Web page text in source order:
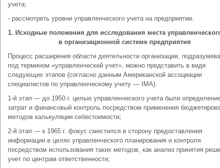
учета;
- рассмотреть уровни управленческого учета на предприятии.
1. Исходные положения для исследования места
в организационной системе предприятия
Процесс расширения области деятельности организации,
под термином «управленческий учет», можно представить в виде
следующих этапов (согласно данным Американской ассоциации
специалистов по управленческому учету — IMA):
1-й этап — до 1950 г. целью управленческого учета были
затрат и финансовый контроль посредством применения
методов калькуляции себестоимости;
2-й этап — к 1965 г. фокус сместился в сторону предоставления
информации в целях управленческого планирования и контроля
посредством использования таких методов, как анализ принятия
учет по центрам ответственности;